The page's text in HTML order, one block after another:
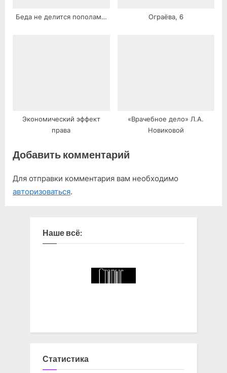
Беда не делится пополам… Ограёва, 6
Экономический эффект
права
«Врачебное дело» Л.А.
Новиковой
Добавить комментарий
Для отправки комментария вам необходимо
авторизоваться.
Наше всё:
Статистика